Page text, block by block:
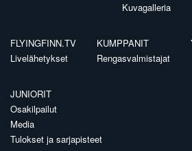
Kuvagalleria
FLYINGFINN.TV
Livelähetykset
KUMPPANIT
Rengasvalmistajat
JUNIORIT
Osakilpailut
Media
Tulokset ja sarjapisteet